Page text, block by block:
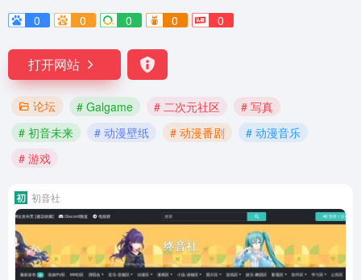
0
0 0 0 0
打开网站
论坛 # Galgame # 二次元社区
# 写真
# 初音未来
# 动漫壁纸 # 动漫番剧
# 动漫音乐
# 游戏
初音社